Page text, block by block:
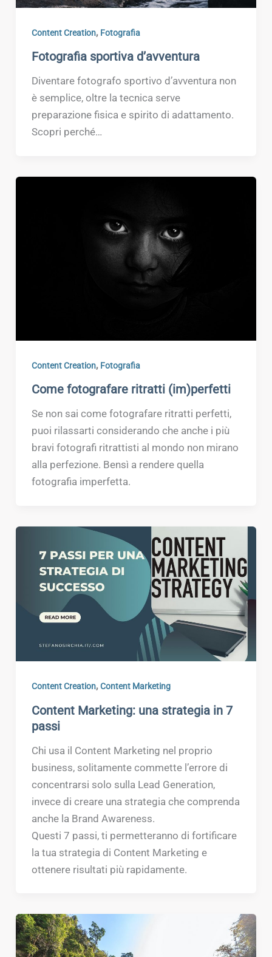
Content Creation, Fotografia
Fotografia sportiva d’avventura
Diventare fotografo sportivo d’avventura non
è semplice, oltre la tecnica serve
preparazione fisica e spirito di adattamento.
Scopri perché…
Content Creation, Fotografia
Come fotografare ritratti (im)perfetti
Se non sai come fotografare ritratti perfetti,
puoi rilassarti considerando che anche i più
bravi fotografi ritrattisti al mondo non mirano
alla perfezione. Bensì a rendere quella
fotografia imperfetta.
Content Creation,Content Marketing
Content Marketing: una strategia in 7
passi
Chi usa il Content Marketing nel proprio
business, solitamente commette l’errore di
concentrarsi solo sulla Lead Generation,
invece di creare una strategia che comprenda
anche la Brand Awareness.
Questi 7 passi, ti permetteranno di fortificare
la tua strategia di Content Marketing e
ottenere risultati più rapidamente.